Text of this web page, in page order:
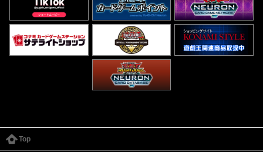
Top